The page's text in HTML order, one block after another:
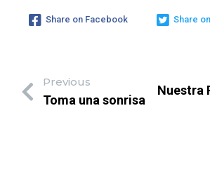
Share on Facebook Share
Previous
Toma una sonrisa
Nuestra